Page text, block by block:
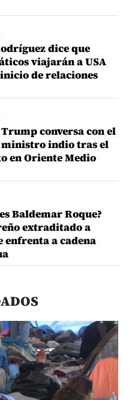
dice que
viajarán a USA
de relaciones
conversa con el
indio tras el
en Oriente Medio
Baldemar Roque?
extraditado a
enfrenta a cadena